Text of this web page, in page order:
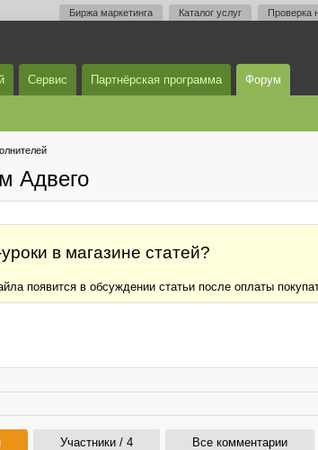
Биржа маркетинга Каталог услуг Проверка
Сервис Партнёрская программа Форум
Адвего
в магазине статей?
появится в обсуждении статьи после оплаты
Участники / 4 Все комментарии